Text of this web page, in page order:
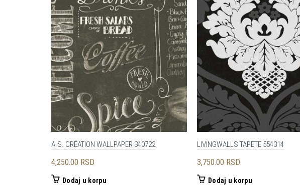
A.S. CRÉATION WALLPAPER 340722
4,250.00 RSD
Dodaj u korpu
LIVINGWALLS TAPETE 554314
3,750.00 RSD
Dodaj u korpu